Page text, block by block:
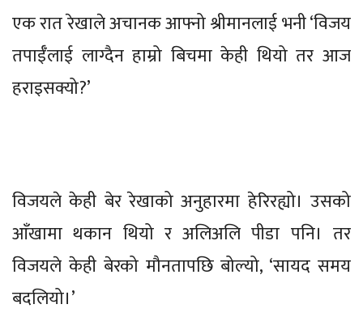
एक रात रेखाले अचानक आफ्नो श्रीमानलाई भनी ‘विजय
तपाईँलाई लाग्दैन हाम्रो बिचमा केही थियो तर आज
हराइसक्यो?’
विजयले केही बेर रेखाको अनुहारमा हेरिरह्यो। उसको
आँखामा थकान थियो र अलिअलि पीडा पनि। तर
विजयले केही बेरको मौनतापछि बोल्यो, ‘सायद समय
बदलियो।’